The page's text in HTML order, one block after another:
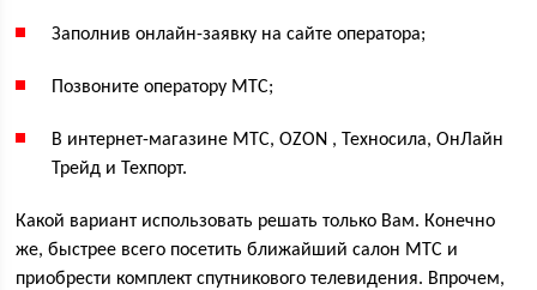
Заполнив онлайн-заявку на сайте оператора;
Позвоните оператору МТС;
В интернет-магазине МТС, OZON , Техносила, ОнЛайн
Трейд и Техпорт.
Какой вариант использовать решать только Вам. Конечно
же, быстрее всего посетить ближайший салон МТС и
приобрести комплект спутникового телевидения. Впрочем,